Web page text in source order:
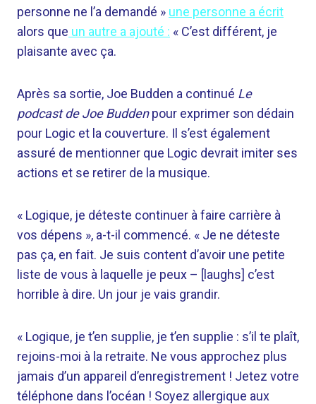
personne ne l’a demandé » une personne a écrit
alors que un autre a ajouté : « C’est différent, je
plaisante avec ça.
Après sa sortie, Joe Budden a continué Le
podcast de Joe Buddenpour exprimer son dédain
pour Logic et la couverture. Il s’est également
assuré de mentionner que Logic devrait imiter ses
actions et se retirer de la musique.
« Logique, je déteste continuer à faire carrière à
vos dépens », a-t-il commencé. « Je ne déteste
pas ça, en fait. Je suis content d’avoir une petite
liste de vous à laquelle je peux – [laughs] c’est
horrible à dire. Un jour je vais grandir.
« Logique, je t’en supplie, je t’en supplie : s’il te plaît,
rejoins-moi à la retraite. Ne vous approchez plus
jamais d’un appareil d’enregistrement ! Jetez votre
téléphone dans l’océan ! Soyez allergique aux